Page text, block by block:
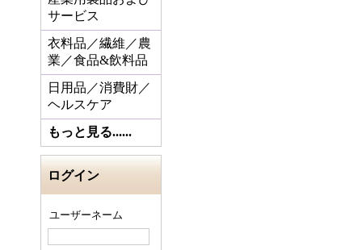
サービス
衣料品／繊維／農
業／食品&飲料品
日用品／消費財／
ヘルスケア
もっと見る......
ログイン
ユーザーネーム